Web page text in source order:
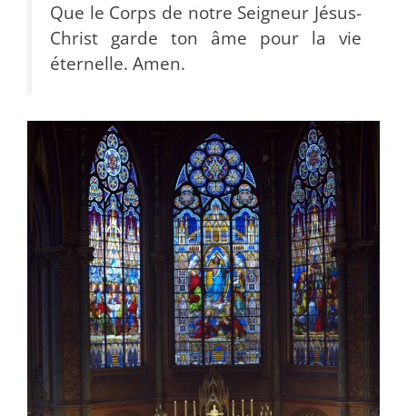
Que le Corps de notre Seigneur Jésus-
Christ garde ton âme pour la vie
éternelle. Amen.